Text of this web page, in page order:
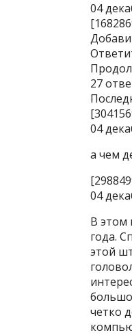
04
27
04
а чем
04
В этом
года.
этой
четко